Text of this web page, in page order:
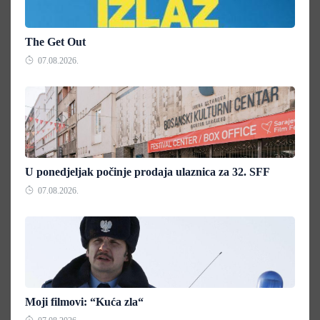
The Get Out
07.08.2026.
U ponedjeljak počinje prodaja ulaznica za 32. SFF
07.08.2026.
Moji filmovi: “Kuća zla“